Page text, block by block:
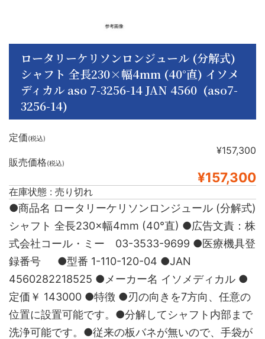
ロータリーケリソンロンジュール (分解式)
シャフト 全長230×幅4mm (40°直) イソメ
ディカル aso 7-3256-14 JAN 4560 (aso7-
3256-14)
定価(税込)
¥157,300
販売価格(税込)
¥157,300
在庫状態 : 売り切れ
●商品名 ロータリーケリソンロンジュール (分解式)
シャフト 全長230×幅4mm (40°直) ●広告文責：株
式会社コール・ミー 03-3533-9699 ●医療機具登
録番号 ●型番 1-110-120-04 ●JAN
4560282218525 ●メーカー名 イソメディカル ●
定価￥ 143000 ●特徴 ●刃の向きを7方向、任意の
位置に設置可能です。●分解してシャフト内部まで
洗浄可能です。●従来の板バネが無いので、手袋が